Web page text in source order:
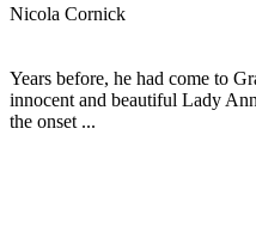
Nicola Cornick
Years before, he had come to
innocent and beautiful Lady
the onset ...